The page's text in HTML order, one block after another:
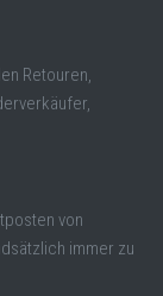
Retouren,
von
immer zu